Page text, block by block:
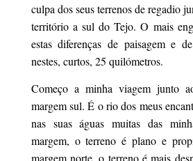
culpa dos seus terrenos de regadio
território a sul do Tejo. O mais
estas diferenças de paisagem e
nestes, curtos, 25 quilómetros.
Começo a minha viagem junto
margem sul. É o rio dos meus
nas suas águas muitas das
margem, o terreno é plano e
margem norte, o terreno é mais